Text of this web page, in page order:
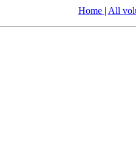
Home | All